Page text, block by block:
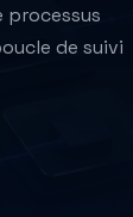
processus
de suivi